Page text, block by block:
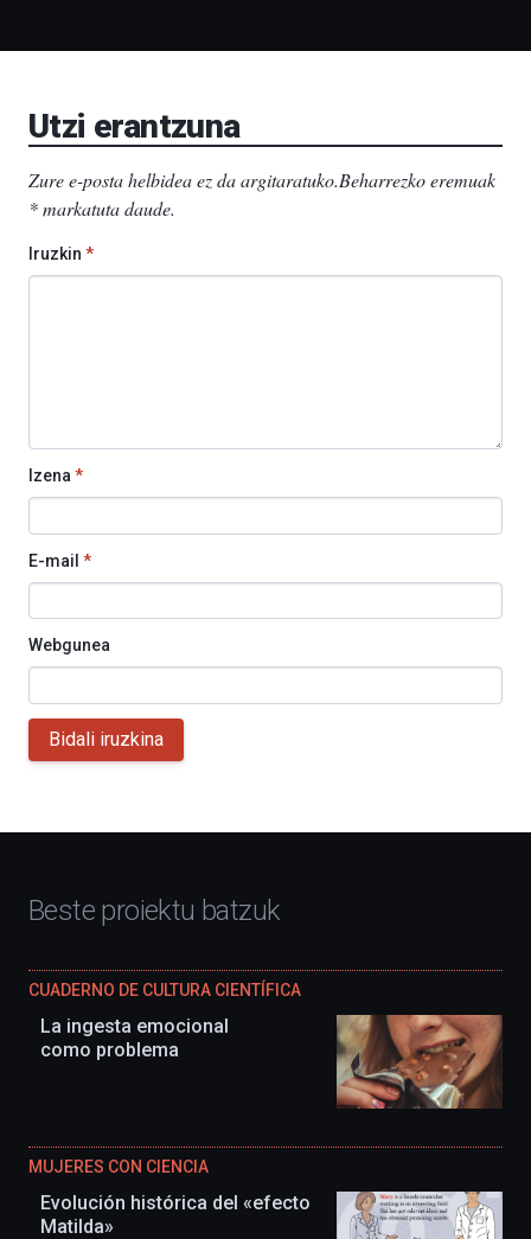
Bizkaia
Utzi erantzuna
Zure e-posta helbidea ez da argitaratuko.Beharrezko eremuak
*markatuta daude.
Iruzkin *
Izena*
E-mail *
Webgunea
Bidali iruzkina
Beste proiektu batzuk
CUADERNO DE CULTURA CIENTÍFICA
La ingesta emocional
como problema
MUJERES CON CIENCIA
Evolución histórica del «efecto
Matilda»